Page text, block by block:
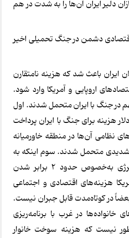
دلیر ایران آن‌ها را به شدت در هم
دشمن در جنگ تحمیلی اخیر
ایران باعث شد که هزینه نامتقارن
اروپایی و آمریکا وارد شود.
خسارت مهم در جنگ با ایران متحمل شدند. اول
هزینه برای جنگ با ایران پرداخت
نظامی آن‌ها در منطقه خاورمیانه
متحمل شدند. سوم اینکه به
دلیل افزایش قیمت انرژی به‌خصوص حدود 2 برابر شدن
هزینه‌های اقتصادی و اجتماعی
در کوتاه‌مدت قابل جبران نیست.
در غرب با برنامه‌ریزی
نیست که هزینه سوخت خانوار